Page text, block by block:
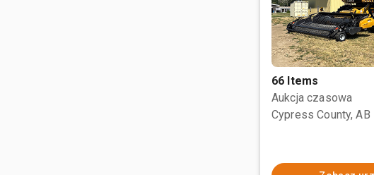
66 Items
Aukcja czasowa
Cypress County, AB